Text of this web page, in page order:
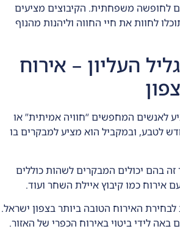
לחופשה משפחתית. הקיבוצים מציעים
לחוות את חיי החווה וליהנות מהנוף
העליון – אירוח
לאנשים המחפשים “חוויה אמיתית” או
לטבע, ובמקביל הוא מציע למבקרים בו
זה בהם יכולים המבקרים לשהות כוללים
אירוח כמו קיבוץ איילת השחר ועוד.
האירוח הטובה ביותר בצפון ישראל.
באה לידי ביטוי באירוח הכפרי של האזור.